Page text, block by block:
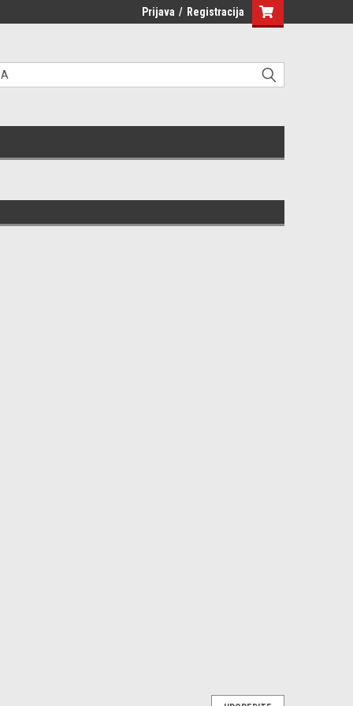
Prijava / Registracija